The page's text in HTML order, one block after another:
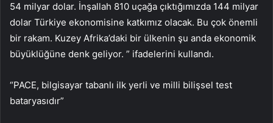
54 milyar dolar. İnşallah 810 uçağa çıktığımızda 144 milyar
dolar Türkiye ekonomisine katkımız olacak. Bu çok önemli
bir rakam. Kuzey Afrika’daki bir ülkenin şu anda ekonomik
büyüklüğüne denk geliyor. ” ifadelerini kullandı.
“PACE, bilgisayar tabanlı ilk yerli ve milli bilişsel test
bataryasıdır”